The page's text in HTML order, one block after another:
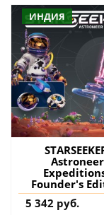
ИНДИЯ
Astroneer
Founder's
(Early Access)
(Индия)
5 342 руб.